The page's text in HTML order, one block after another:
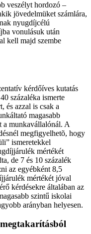
veszélyt hordozó –
jövedelmüket számlára,
nyugdíjcélú
vonulásuk után
kell majd szembe
kérdőíves kutatás
százaléka ismerte
és azzal is csak a
magasabb
munkavállalónál. A
megfigyelhetõ, hogy
ismeretekkel
mértékét
de 7 és 10 százalék
az egyébként 8,5
mértékét jóval
kérdésekre általában az
szintű iskolai
arányban helyesen.